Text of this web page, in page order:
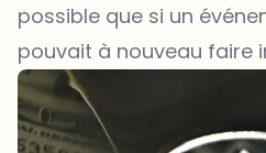
possible que si un
pouvait à nouveau faire